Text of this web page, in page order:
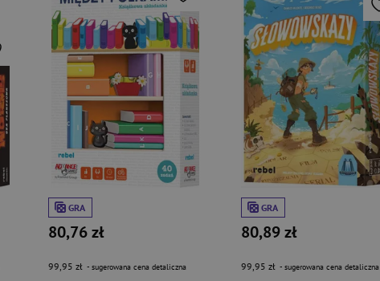
GRA
80,76 zł
99,95 zł - sugerowana cena detaliczna
GRA
80,89 zł
99,95 zł - sugerowana cena detaliczna